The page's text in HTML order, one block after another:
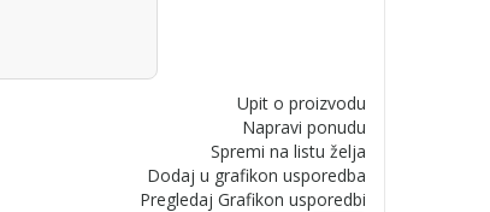
Upit o proizvodu
Napravi ponudu
Spremi na listu želja
Dodaj u grafikon usporedba
Pregledaj Grafikon usporedbi